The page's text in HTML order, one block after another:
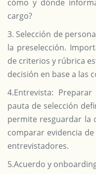
cómo y dónde
cargo?
3. Selección de
la preselección.
de criterios y rúbrica
decisión en base a las
4.Entrevista:
pauta de selección
permite resguardar la
comparar evidencia
entrevistadores.
5.Acuerdo y